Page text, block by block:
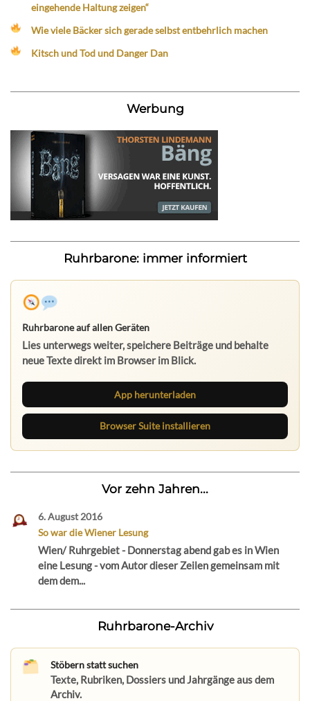
eingehende Haltung zeigen“
Wie viele Bäcker sich gerade selbst entbehrlich machen
Kitsch und Tod und Danger Dan
Werbung
Ruhrbarone: immer informiert
Ruhrbarone auf allen Geräten
Lies unterwegs weiter, speichere Beiträge und behalte
neue Texte direkt im Browser im Blick.
App herunterladen
Browser Suite installieren
Vor zehn Jahren...
6. August 2016
So war die Wiener Lesung
Wien/ Ruhrgebiet - Donnerstag abend gab es in Wien
eine Lesung - vom Autor dieser Zeilen gemeinsam mit
dem dem...
Ruhrbarone-Archiv
Stöbern statt suchen
Texte, Rubriken, Dossiers und Jahrgänge aus dem
Archiv.